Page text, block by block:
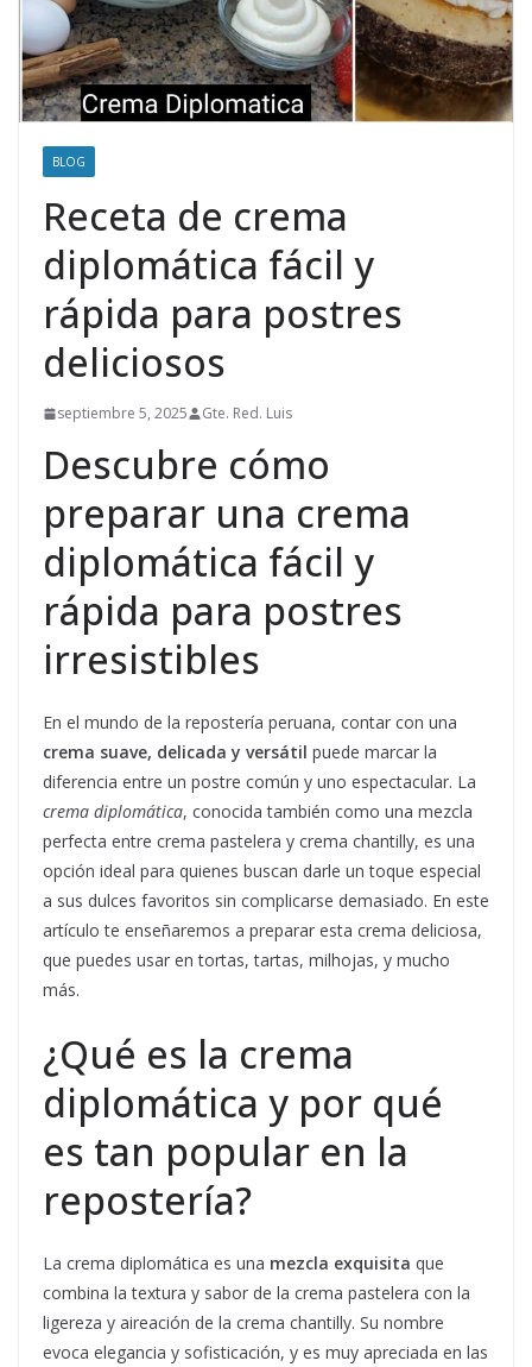
BLOG
Receta de crema
diplomática fácil y
rápida para postres
deliciosos
septiembre 5, 2025 Gte. Red. Luis
Descubre cómo
preparar una crema
diplomática fácil y
rápida para postres
irresistibles
En el mundo de la repostería peruana, contar con una
crema suave, delicada y versátil puede marcar la
diferencia entre un postre común y uno espectacular. La
crema diplomática, conocida también como una mezcla
perfecta entre crema pastelera y crema chantilly, es una
opción ideal para quienes buscan darle un toque especial
a sus dulces favoritos sin complicarse demasiado. En este
artículo te enseñaremos a preparar esta crema deliciosa,
que puedes usar en tortas, tartas, milhojas, y mucho
más.
¿Qué es la crema
diplomática y por qué
es tan popular en la
repostería?
La crema diplomática es una mezcla exquisita que
combina la textura y sabor de la crema pastelera con la
ligereza y aireación de la crema chantilly. Su nombre
evoca elegancia y sofisticación, y es muy apreciada en las